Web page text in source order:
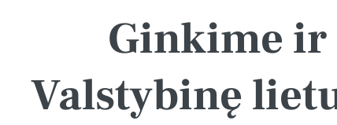
Ginkime ir
Valstybinę